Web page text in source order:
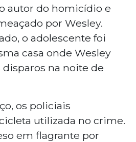
autor do homicídio e
por Wesley.
o adolescente foi
casa onde Wesley
na noite de
os policiais
utilizada no crime.
em flagrante por